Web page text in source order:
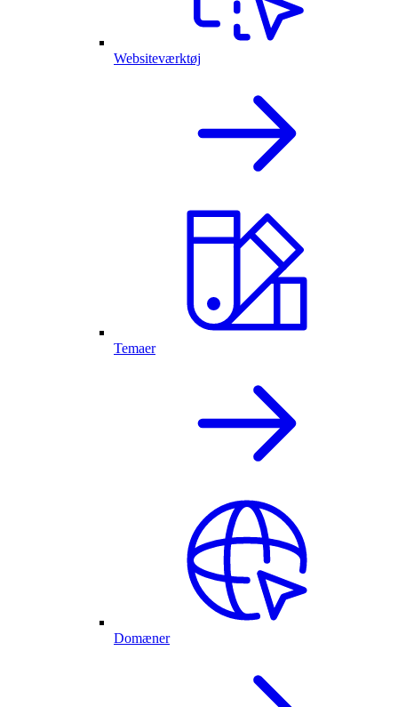
Websiteværktøj
Temaer
Domæner